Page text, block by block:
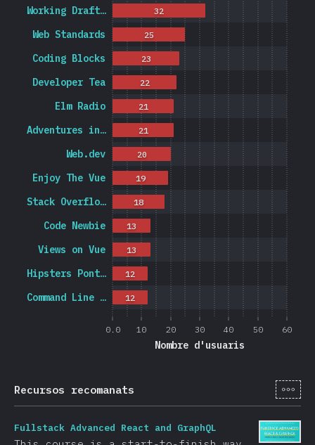
0.0 10 20 30 40 50 60
Nombre d'usuaris
Command Line …
Hipsters Pont…
Views on Vue
Code Newbie
Stack Overflo…
Enjoy The Vue
Web.dev
Adventures in…
Elm Radio
Developer Tea
Coding Blocks
Web Standards
Working Draft…
12
12
13
13
18
19
20
21
21
22
23
25
32
Recursos recomanats [ca-
Fullstack Advanced React and GraphQL